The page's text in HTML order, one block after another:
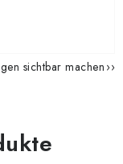
sichtbar machen